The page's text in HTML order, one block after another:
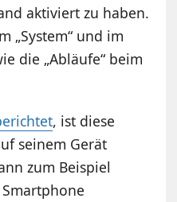
aktiviert zu haben.
„System“ und im
die „Abläufe“ beim
, ist diese
seinem Gerät
zum Beispiel